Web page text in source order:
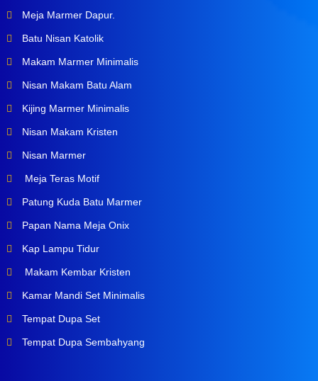
Meja Marmer Dapur.
Batu Nisan Katolik
Makam Marmer Minimalis
Nisan Makam Batu Alam
Kijing Marmer Minimalis
Nisan Makam Kristen
Nisan Marmer
Meja Teras Motif
Patung Kuda Batu Marmer
Papan Nama Meja Onix
Kap Lampu Tidur
Makam Kembar Kristen
Kamar Mandi Set Minimalis
Tempat Dupa Set
Tempat Dupa Sembahyang